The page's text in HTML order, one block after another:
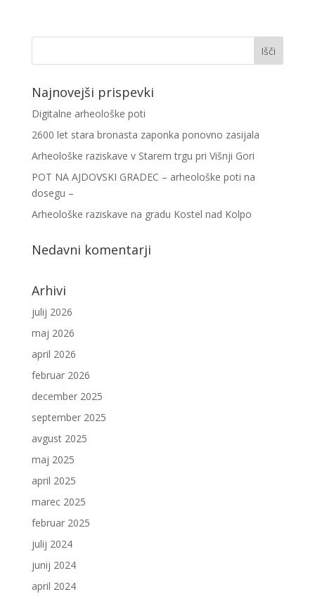
Najnovejši prispevki
Digitalne arheološke poti
2600 let stara bronasta zaponka ponovno zasijala
Arheološke raziskave v Starem trgu pri Višnji Gori
POT NA AJDOVSKI GRADEC – arheološke poti na
dosegu –
Arheološke raziskave na gradu Kostel nad Kolpo
Nedavni komentarji
Arhivi
julij 2026
maj 2026
april 2026
februar 2026
december 2025
september 2025
avgust 2025
maj 2025
april 2025
marec 2025
februar 2025
julij 2024
junij 2024
april 2024